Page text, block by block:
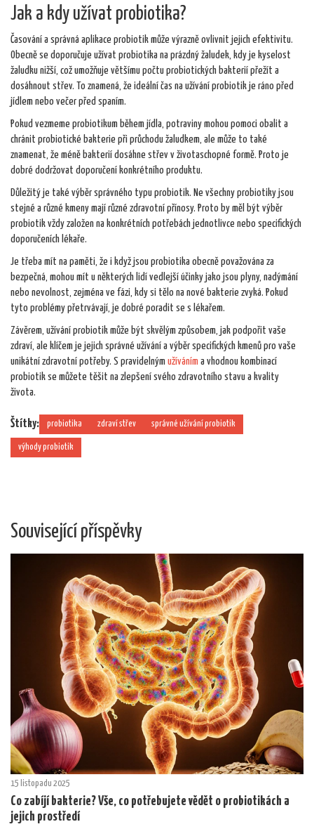
Jak a kdy užívat probiotika?
Časování a správná aplikace probiotik může výrazně ovlivnit jejich efektivitu.
Obecně se doporučuje užívat probiotika na prázdný žaludek, kdy je kyselost
žaludku nižší, což umožňuje většímu počtu probiotických bakterií přežít a
dosáhnout střev. To znamená, že ideální čas na užívání probiotik je ráno před
jídlem nebo večer před spaním.
Pokud vezmeme probiotikum během jídla, potraviny mohou pomoci obalit a
chránit probiotické bakterie při průchodu žaludkem, ale může to také
znamenat, že méně bakterií dosáhne střev v životaschopné formě. Proto je
dobré dodržovat doporučení konkrétního produktu.
Důležitý je také výběr správného typu probiotik. Ne všechny probiotiky jsou
stejné a různé kmeny mají různé zdravotní přínosy. Proto by měl být výběr
probiotik vždy založen na konkrétních potřebách jednotlivce nebo specifických
doporučeních lékaře.
Je třeba mít na paměti, že i když jsou probiotika obecně považována za
bezpečná, mohou mít u některých lidí vedlejší účinky jako jsou plyny, nadýmání
nebo nevolnost, zejména ve fázi, kdy si tělo na nové bakterie zvyká. Pokud
tyto problémy přetrvávají, je dobré poradit se s lékařem.
Závěrem, užívání probiotik může být skvělým způsobem, jak podpořit vaše
zdraví, ale klíčem je jejich správné užívání a výběr specifických kmenů pro vaše
unikátní zdravotní potřeby. S pravidelným užíváním a vhodnou kombinací
probiotik se můžete těšit na zlepšení svého zdravotního stavu a kvality
života.
Štítky: probiotika zdraví střev správné užívání probiotik
výhody probiotik
Související příspěvky
15 listopadu 2025
Co zabíjí bakterie? Vše, co potřebujete vědět o probiotikách a
jejich prostředí